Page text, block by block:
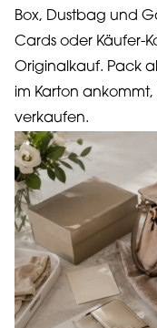
Box, Dustbag und
Cards oder Käufer-
Originalkauf. Pack
im Karton
verkaufen.